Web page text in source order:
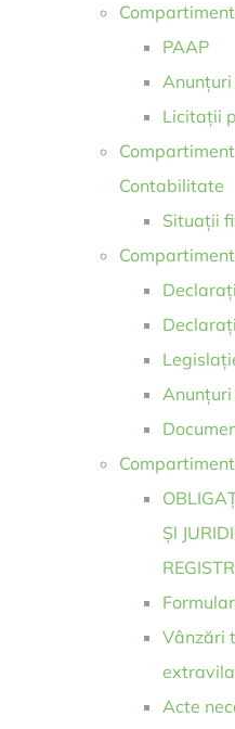
PAAP
Licitații
Contabilitate
Situații
Șl
Vânzări
Acte